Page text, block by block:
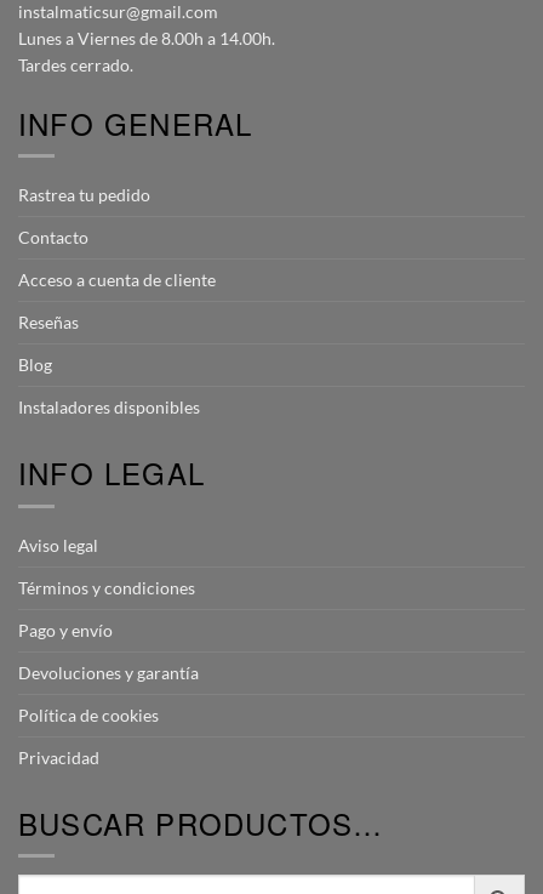
instalmaticsur@gmail.com
Lunes a Viernes de 8.00h a 14.00h.
Tardes cerrado.
INFO GENERAL
Rastrea tu pedido
Contacto
Acceso a cuenta de cliente
Reseñas
Blog
Instaladores disponibles
INFO LEGAL
Aviso legal
Términos y condiciones
Pago y envío
Devoluciones y garantía
Política de cookies
Privacidad
BUSCAR PRODUCTOS…